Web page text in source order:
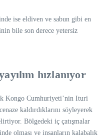
ise eldiven ve sabun gibi en
bile son derece yetersiz
hızlanıyor
Kongo Cumhuriyeti’nin Ituri
kaldırdıklarını söyleyerek
Bölgedeki iç çatışmalar
olması ve insanların kalabalık